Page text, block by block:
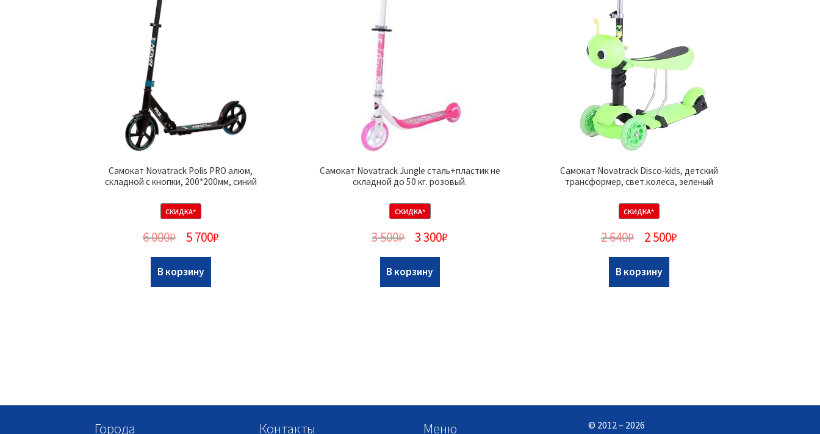
Самокат Novatrack Polis PRO алюм,
складной с кнопки, 200*200мм, синий
СКИДКА*
6 000₽ 5 700₽
В корзину
Самокат Novatrack Jungle сталь+пластик не
складной до 50 кг. розовый.
СКИДКА*
3 500₽ 3 300₽
В корзину
Самокат Novatrack Disco-kids, детский
трансформер, свет.колеса, зеленый
СКИДКА*
2 640₽ 2 500₽
В корзину
Города Контакты Меню
© 2012 – 2026